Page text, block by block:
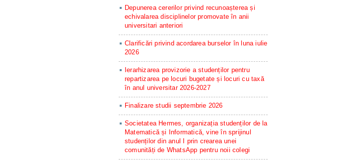
Depunerea cererilor privind recunoașterea și
echivalarea disciplinelor promovate în anii
universitari anteriori
Clarificări privind acordarea burselor în luna iulie
2026
Ierarhizarea provizorie a studenților pentru
repartizarea pe locuri bugetate și locuri cu taxă
în anul universitar 2026-2027
Finalizare studii septembrie 2026
Societatea Hermes, organizația studenților de la
Matematică și Informatică, vine în sprijinul
studenților din anul I prin crearea unei
comunități de WhatsApp pentru noii colegi